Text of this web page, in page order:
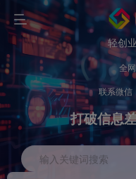
轻创
全
联系微信
打破信息
输入关键词搜索